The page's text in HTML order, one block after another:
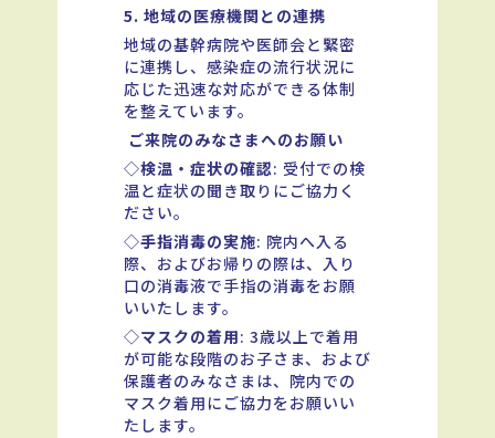
5. 地域の医療機関との連携
地域の基幹病院や医師会と緊密
に連携し、感染症の流行状況に
応じた迅速な対応ができる体制
を整えています。
ご来院のみなさまへのお願い
◇検温・症状の確認: 受付での検
温と症状の聞き取りにご協力く
ださい。
◇手指消毒の実施: 院内へ入る
際、およびお帰りの際は、入り
口の消毒液で手指の消毒をお願
いいたします。
◇マスクの着用: 3歳以上で着用
が可能な段階のお子さま、および
保護者のみなさまは、院内での
マスク着用にご協力をお願いい
たします。